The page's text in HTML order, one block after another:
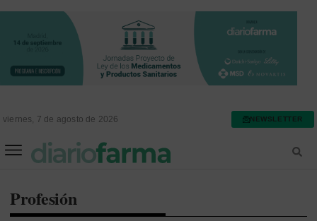
viernes, 7 de agosto de 2026 NEWSLETTER
Profesión